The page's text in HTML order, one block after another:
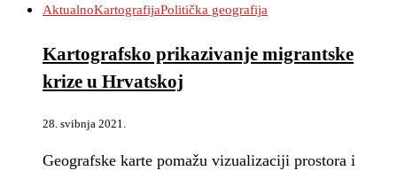
AktualnoKartografijaPolitička geografija
Kartografsko prikazivanje migrantske
krize u Hrvatskoj
28. svibnja 2021.
Geografske karte pomažu vizualizaciji prostora i